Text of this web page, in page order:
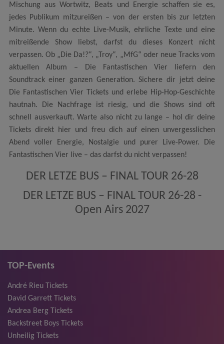
Mischung aus Wortwitz, Beats und Energie schaffen sie es,
jedes Publikum mitzureißen – von der ersten bis zur letzten
Minute. Wenn du echte Live-Musik, ehrliche Texte und eine
mitreißende Show liebst, darfst du dieses Konzert nicht
verpassen. Ob „Die Da!?“, „Troy“, „MfG“ oder neue Tracks vom
aktuellen Album – Die Fantastischen Vier liefern den
Soundtrack einer ganzen Generation. Sichere dir jetzt deine
Die Fantastischen Vier Tickets und erlebe Hip-Hop-Geschichte
hautnah. Die Nachfrage ist riesig, und die Shows sind oft
schnell ausverkauft. Warte also nicht zu lange – hol dir deine
Tickets direkt hier und freu dich auf einen unvergesslichen
Abend voller Energie, Nostalgie und purer Live-Power. Die
Fantastischen Vier live – das darfst du nicht verpassen!
DER LETZE BUS – FINAL TOUR 26-28
DER LETZE BUS – FINAL TOUR 26-28 -
Open Airs 2027
TOP-Events
André Rieu Tickets
David Garrett Tickets
Andrea Berg Tickets
Backstreet Boys Tickets
Unheilig Tickets